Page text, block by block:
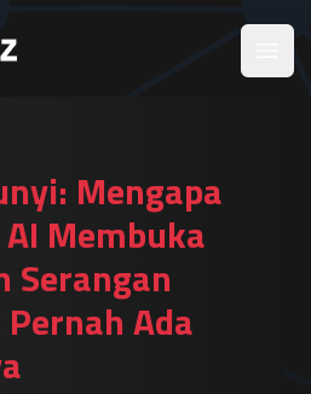
Mengapa
Membuka
Serangan
Ada